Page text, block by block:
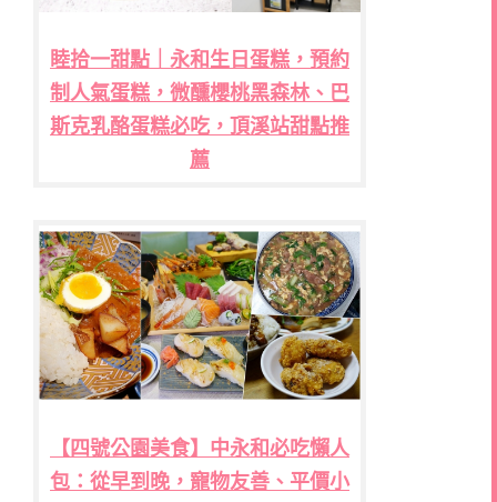
睦拾一甜點｜永和生日蛋糕，預約
制人氣蛋糕，微醺櫻桃黑森林、巴
斯克乳酪蛋糕必吃，頂溪站甜點推
薦
【四號公園美食】中永和必吃懶人
包：從早到晚，寵物友善、平價小